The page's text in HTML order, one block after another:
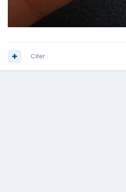
Citer